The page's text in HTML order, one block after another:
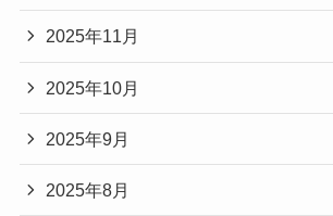
2025年11月
2025年10月
2025年9月
2025年8月